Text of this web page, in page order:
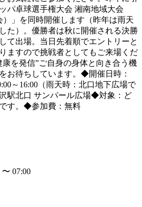
パ卓球選手権大会 湘南地域大会
）」を同時開催します（昨年は雨天
た）。優勝者は秋に開催される決勝
て出場。当日先着順でエントリーと
ますので挑戦者としてもご来場くだ
康を発信”ご自身の身体と向き合う機
お待ちしています。◆開催日時：
～16:00（雨天時：北口地下広場で
駅北口 サンパール広場◆対象：ど
す。◆参加費：無料
〜 07:00